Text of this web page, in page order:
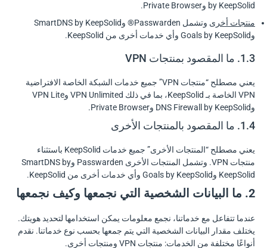
by KeepSolid وPrivate Browser.
منتجات أخرى
وتشمل Passwarden® وSmartDNS by KeepSolid
وGoals by KeepSolid وأي خدمات أخرى من KeepSolid.
1.3. ما المقصود بمنتجات VPN
يعني مصطلح “منتجات VPN” جميع خدمات الشبكة الخاصة الافتراضية
VPN الخاصة بـ KeepSolid، بما في ذلك VPN Unlimited وVPN Lite
وDNS Firewall by KeepSolid وPrivate Browser.
1.4. ما المقصود بالمنتجات الأخرى
يعني مصطلح “المنتجات الأخرى” جميع خدمات KeepSolid باستثناء
منتجات VPN. وتشمل المنتجات الأخرى Passwarden وSmartDNS by
KeepSolid وGoals by KeepSolid وأي خدمات أخرى من KeepSolid.
2. ما البيانات الشخصية التي نجمعها وكيف نجمعها
عندما تتفاعل مع خدماتنا، نجمع معلومات يمكن استخدامها لتحديد هويتك.
يختلف مقدار البيانات الشخصية التي يتم جمعها بحسب نوع خدماتنا. نقدم
أنواعًا مختلفة من الخدمات: منتجات VPN ومنتجات أخرى.